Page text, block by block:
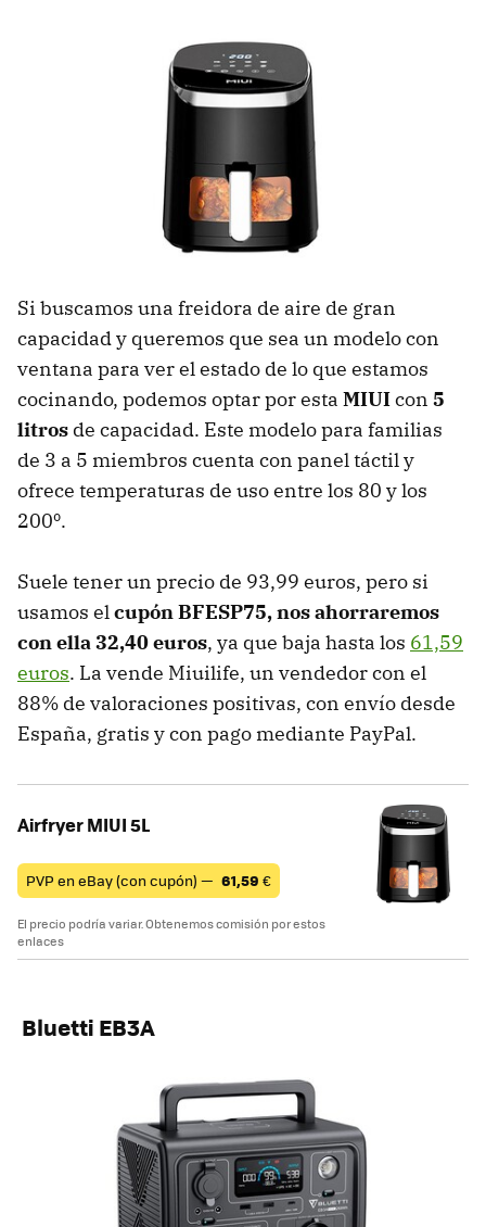
Si buscamos una freidora de aire de gran
capacidad y queremos que sea un modelo con
ventana para ver el estado de lo que estamos
cocinando, podemos optar por esta MIUIcon 5
litros de capacidad. Este modelo para familias
de 3 a 5 miembros cuenta con panel táctil y
ofrece temperaturas de uso entre los 80 y los
200º.
Suele tener un precio de 93,99 euros, pero si
usamos elcupón BFESP75, nos ahorraremos
con ella 32,40 euros, ya que baja hasta los 61,59
euros. La vende Miuilife, un vendedor con el
88% de valoraciones positivas, con envío desde
España, gratis y con pago mediante PayPal.
Airfryer MIUI 5L
PVP en eBay (con cupón) — 61,59 €
El precio podría variar. Obtenemos comisión por estos
enlaces
Bluetti EB3A